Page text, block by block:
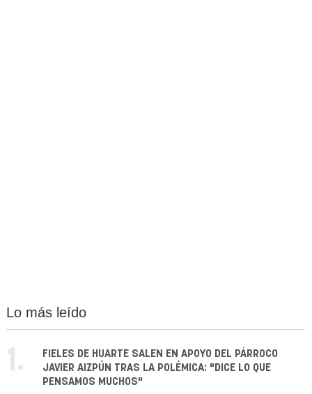
Lo más leído
1.
FIELES DE HUARTE SALEN EN APOYO DEL PÁRROCO
JAVIER AIZPÚN TRAS LA POLÉMICA: "DICE LO QUE
PENSAMOS MUCHOS"